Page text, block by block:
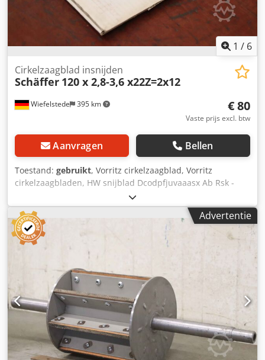
1 / 6
Wiefelstede 395 km
Cirkelzaagblad insnijden
Schäffer 120 x 2,8-3,6 x22Z=2x12
€ 80
Vaste prijs excl. btw
Aanvragen Bellen
Toestand: gebruikt, Vorritz cirkelzaagblad, Vorritz
cirkelzaagbladen, HW snijblad Dcodpfjuvaaasx Ab Rsk -
Fabrikant: Schäffer, Vorritz cirkelzaagbladen HW snijmes 2-
delig, verstelbaar -Type: 120 x 2,8-3,6 x22Z=2x12 -Aantal:
9x snijbladen beschikbaar -Prijs: per stuk -Afmetingen
doos: 225/220/H10 mm -Gewicht: 0,3 kg/stuk
Advertentie